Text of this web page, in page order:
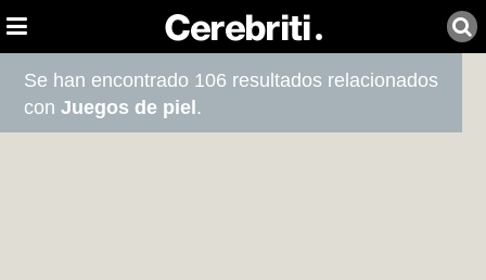
Se han encontrado 106 resultados relacionados
conJuegos de piel .